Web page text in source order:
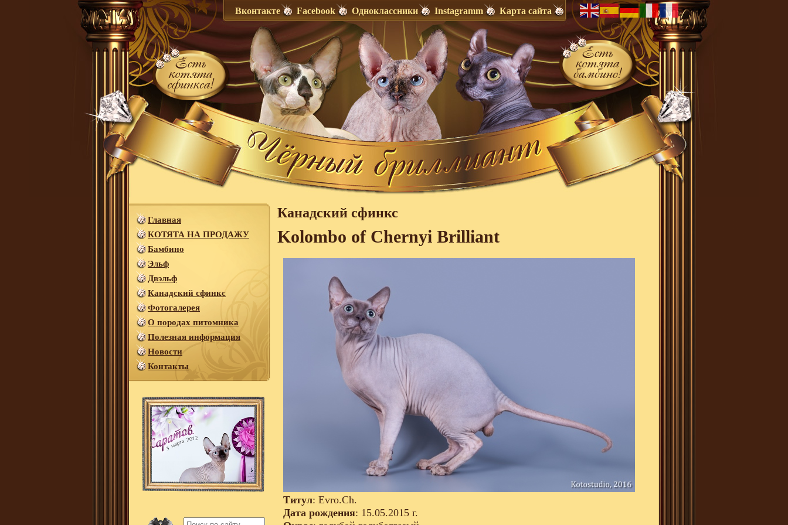
Вконтакте Facebook Одноклассники Instagramm Карта сайта
Главная
КОТЯТА НА ПРОДАЖУ
Бамбино
Эльф
Двэльф
Канадский сфинкс
Фотогалерея
О породах питомника
Полезная информация
Новости
Контакты
Канадский сфинкс
Kolombo of Сhernyi Brilliant
Титул: Evro.Ch.
Дата рождения: 15.05.2015 г.